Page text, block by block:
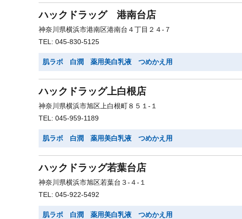
ハックドラッグ 港南台店
神奈川県横浜市港南区港南台４丁目２４-７
TEL: 045-830-5125
肌ラボ 白潤 薬用美白乳液 つめかえ用
ハックドラッグ上白根店
神奈川県横浜市旭区上白根町８５１-１
TEL: 045-959-1189
肌ラボ 白潤 薬用美白乳液 つめかえ用
ハックドラッグ若葉台店
神奈川県横浜市旭区若葉台３-４-１
TEL: 045-922-5492
肌ラボ 白潤 薬用美白乳液 つめかえ用